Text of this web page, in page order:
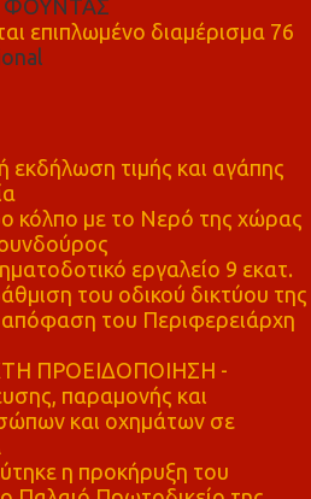
ΦΟΥΝΤΑΣ
επιπλωμένο διαμέρισμα 76
εκδήλωση τιμής και αγάπης
κόλπο με το Νερό της χώρας
εργαλείο 9 εκατ.
του οδικού δικτύου της
του Περιφερειάρχη
ΠΡΟΕΙΔΟΠΟΙΗΣΗ -
παραμονής και
και οχημάτων σε
η προκήρυξη του